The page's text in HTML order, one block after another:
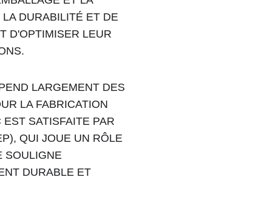
DURABILITÉ ET DE
D'OPTIMISER LEUR
LARGEMENT DES
LA FABRICATION
SATISFAITE PAR
QUI JOUE UN RÔLE
SOULIGNE
DURABLE ET